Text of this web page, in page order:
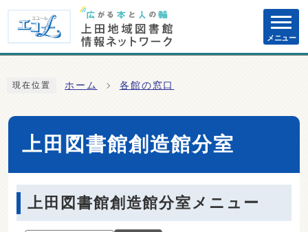
ページの先頭です
メニュー
現在位置 ホーム 各館の窓口
上田図書館創造館分室
上田図書館創造館分室メニュー